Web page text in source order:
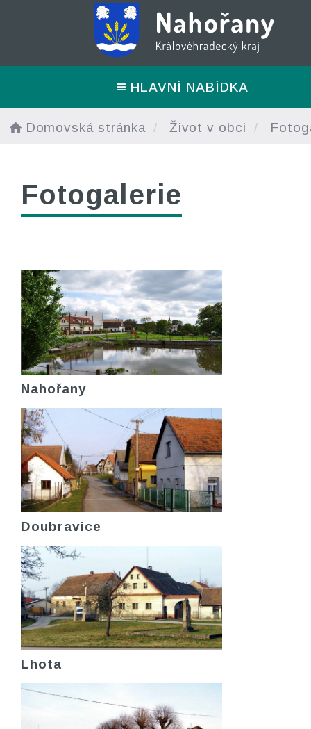
HLAVNÍ NABÍDKA
Domovská stránka Život v obci
Fotogalerie
Nahořany
Doubravice
Lhota